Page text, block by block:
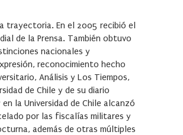
trayectoria. En el 2005 recibió el
de la Prensa. También obtuvo
nacionales y
reconocimiento hecho
Análisis y Los Tiempos,
de Chile y de su diario
la Universidad de Chile alcanzó
por las fiscalías militares y
además de otras múltiples